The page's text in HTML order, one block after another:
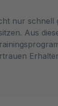
nur schnell
Aus